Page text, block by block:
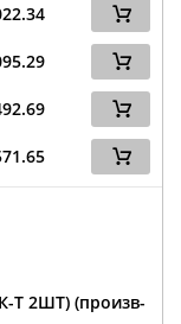
2ШТ) (произв-